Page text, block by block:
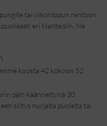
tai viikonlopun rentoon
eri tilanteisiin. Ne
koosta 42 kokoon 52
päin käännettynä 30
silitys nurjalta puolelta tai